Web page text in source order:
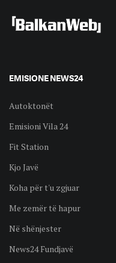
EMISIONE NEWS24
Autoktonët
Emisioni Vila 24
Fit Station
Kjo Javë
Koha për t'u zgjuar
Me zemër të hapur
Në shënjester
News24 Fundjavë